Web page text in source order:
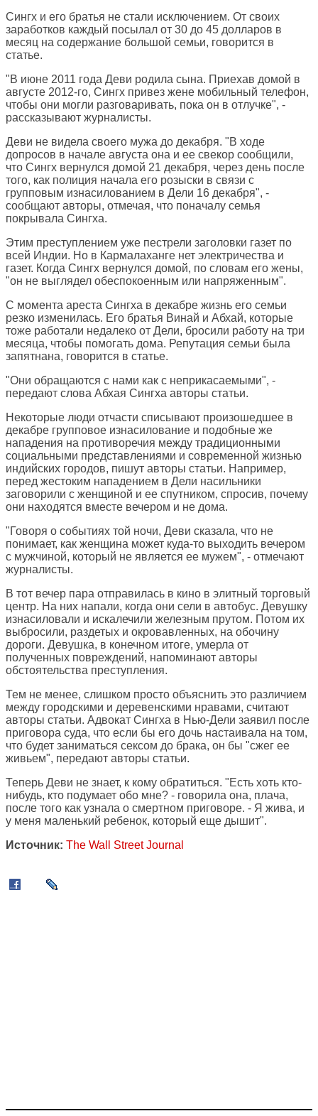
Сингх и его братья не стали исключением. От своих
заработков каждый посылал от 30 до 45 долларов в
месяц на содержание большой семьи, говорится в
статье.
"В июне 2011 года Деви родила сына. Приехав домой в
августе 2012-го, Сингх привез жене мобильный телефон,
чтобы они могли разговаривать, пока он в отлучке", -
рассказывают журналисты.
Деви не видела своего мужа до декабря. "В ходе
допросов в начале августа она и ее свекор сообщили,
что Сингх вернулся домой 21 декабря, через день после
того, как полиция начала его розыски в связи с
групповым изнасилованием в Дели 16 декабря", -
сообщают авторы, отмечая, что поначалу семья
покрывала Сингха.
Этим преступлением уже пестрели заголовки газет по
всей Индии. Но в Кармалаханге нет электричества и
газет. Когда Сингх вернулся домой, по словам его жены,
"он не выглядел обеспокоенным или напряженным".
С момента ареста Сингха в декабре жизнь его семьи
резко изменилась. Его братья Винай и Абхай, которые
тоже работали недалеко от Дели, бросили работу на три
месяца, чтобы помогать дома. Репутация семьи была
запятнана, говорится в статье.
"Они обращаются с нами как с неприкасаемыми", -
передают слова Абхая Сингха авторы статьи.
Некоторые люди отчасти списывают произошедшее в
декабре групповое изнасилование и подобные же
нападения на противоречия между традиционными
социальными представлениями и современной жизнью
индийских городов, пишут авторы статьи. Например,
перед жестоким нападением в Дели насильники
заговорили с женщиной и ее спутником, спросив, почему
они находятся вместе вечером и не дома.
"Говоря о событиях той ночи, Деви сказала, что не
понимает, как женщина может куда-то выходить вечером
с мужчиной, который не является ее мужем", - отмечают
журналисты.
В тот вечер пара отправилась в кино в элитный торговый
центр. На них напали, когда они сели в автобус. Девушку
изнасиловали и искалечили железным прутом. Потом их
выбросили, раздетых и окровавленных, на обочину
дороги. Девушка, в конечном итоге, умерла от
полученных повреждений, напоминают авторы
обстоятельства преступления.
Тем не менее, слишком просто объяснить это различием
между городскими и деревенскими нравами, считают
авторы статьи. Адвокат Сингха в Нью-Дели заявил после
приговора суда, что если бы его дочь настаивала на том,
что будет заниматься сексом до брака, он бы "сжег ее
живьем", передают авторы статьи.
Теперь Деви не знает, к кому обратиться. "Есть хоть кто-
нибудь, кто подумает обо мне? - говорила она, плача,
после того как узнала о смертном приговоре. - Я жива, и
у меня маленький ребенок, который еще дышит".
Источник: The Wall Street Journal